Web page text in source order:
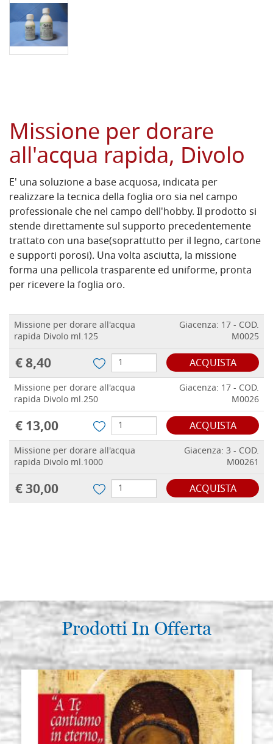
Missione per dorare
all'acqua rapida, Divolo
E' una soluzione a base acquosa, indicata per
realizzare la tecnica della foglia oro sia nel campo
professionale che nel campo dell'hobby. Il prodotto si
stende direttamente sul supporto precedentemente
trattato con una base(soprattutto per il legno, cartone
e supporti porosi). Una volta asciutta, la missione
forma una pellicola trasparente ed uniforme, pronta
per ricevere la foglia oro.
Missione per dorare all'acqua
rapida Divolo ml.125
Giacenza: 17 - COD.
M0025
€ 8,40 ACQUISTA
Missione per dorare all'acqua
rapida Divolo ml.250
Giacenza: 17 - COD.
M0026
€ 13,00 ACQUISTA
Missione per dorare all'acqua
rapida Divolo ml.1000
Giacenza: 3 - COD.
M00261
€ 30,00 ACQUISTA
Prodotti In Offerta